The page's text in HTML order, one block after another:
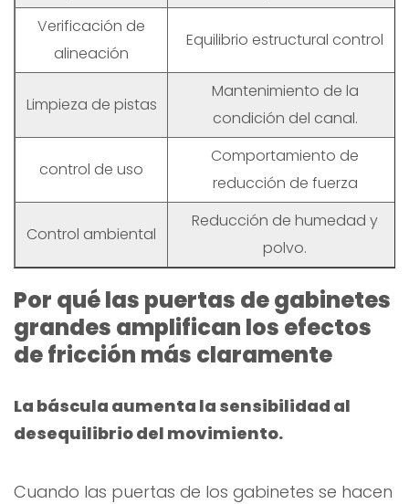
Verificación de
alineación
Equilibrio estructural control
Limpieza de pistas
Mantenimiento de la
condición del canal.
control de uso
Comportamiento de
reducción de fuerza
Control ambiental
Reducción de humedad y
polvo.
Por qué las puertas de gabinetes
grandes amplifican los efectos
de fricción más claramente
La báscula aumenta la sensibilidad al
desequilibrio del movimiento.
Cuando las puertas de los gabinetes se hacen